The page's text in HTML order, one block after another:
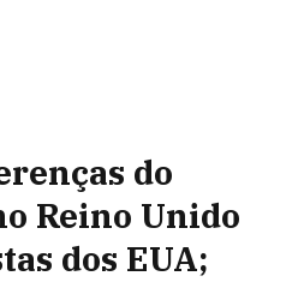
do
Reino Unido
dos EUA;